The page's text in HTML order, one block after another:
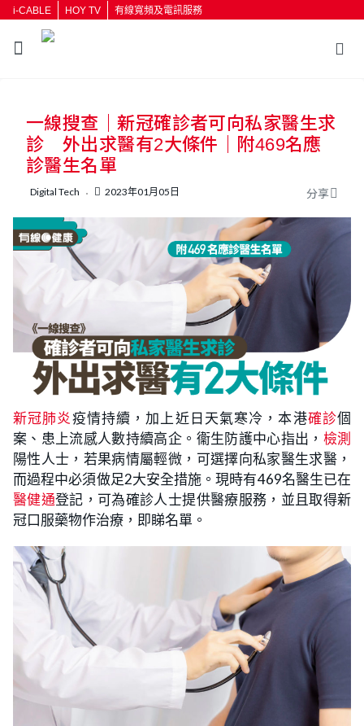
i-CABLE HOY TV 有線寬頻及電訊服務
按輸入鍵開始搜尋
一線搜查｜新冠確診者可向私家醫生求
診 外出求醫有2大條件｜附469名應
診醫生名單
Digital Tech 2023年01月05日 分享
新冠肺炎疫情持續，加上近日天氣寒冷，本港確診個
案、患上流感人數持續高企。衞生防護中心指出， 檢測
陽性人士，若果病情屬輕微，可選擇向私家醫生求醫，
而過程中必須做足2大安全措施。現時有469名醫生已在
醫健通登記，可為確診人士提供醫療服務，並且取得新
冠口服藥物作治療，即睇名單。